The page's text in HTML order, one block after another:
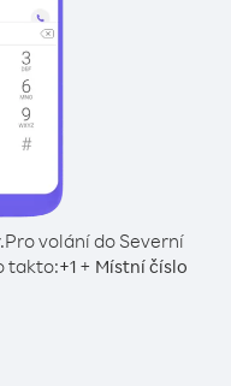
Pro volání do Severní
takto:+1 + Místní číslo